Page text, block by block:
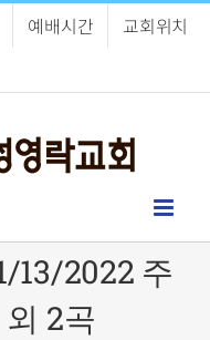
예배시간
교회위치
13/2022 주
2곡